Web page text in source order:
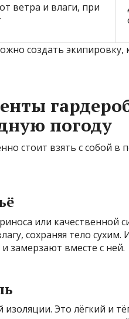
ветра и влаги, при
создать экипировку,
погоду
стоит взять с собой в
или качественной
сохраняя тело сухим.
замерзают вместе с ней.
Это лёгкий и